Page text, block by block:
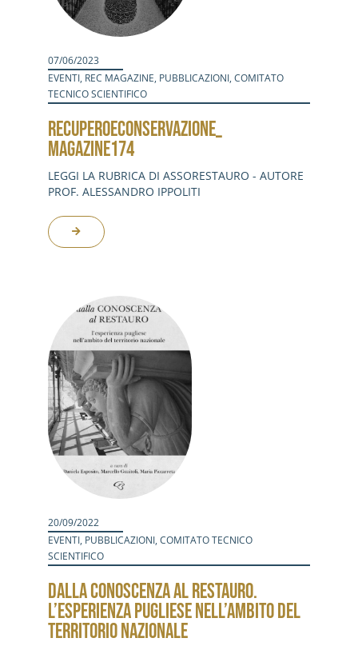
07/06/2023
EVENTI, REC MAGAZINE, PUBBLICAZIONI, COMITATO
TECNICO SCIENTIFICO
RECUPEROECONSERVAZIONE_
MAGAZINE174
LEGGI LA RUBRICA DI ASSORESTAURO - AUTORE
PROF. ALESSANDRO IPPOLITI
20/09/2022
EVENTI, PUBBLICAZIONI, COMITATO TECNICO
SCIENTIFICO
DALLA CONOSCENZA AL RESTAURO.
L’ESPERIENZA PUGLIESE NELL’AMBITO DEL
TERRITORIO NAZIONALE